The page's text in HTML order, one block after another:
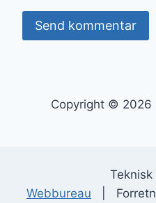
Copyright © 2026
Webbureau |